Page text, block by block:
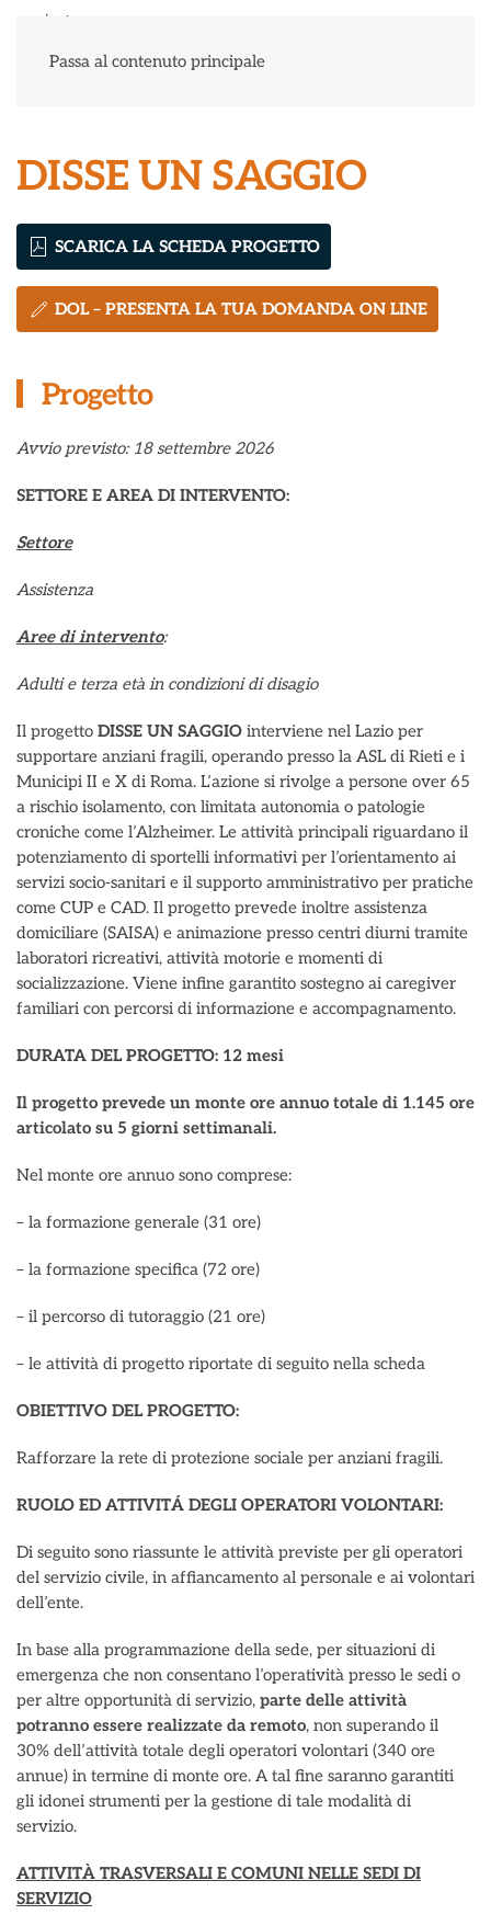
Passa al contenuto principale
DISSE UN SAGGIO
SCARICA LA SCHEDA PROGETTO
DOL – PRESENTA LA TUA DOMANDA ON LINE
Progetto
Avvio previsto: 18 settembre 2026
SETTORE E AREA DI INTERVENTO:
Settore
Assistenza
Aree di intervento:
Adulti e terza età in condizioni di disagio
Il progetto DISSE UN SAGGIO interviene nel Lazio per
supportare anziani fragili, operando presso la ASL di Rieti e i
Municipi II e X di Roma. L’azione si rivolge a persone over 65
a rischio isolamento, con limitata autonomia o patologie
croniche come l’Alzheimer. Le attività principali riguardano il
potenziamento di sportelli informativi per l’orientamento ai
servizi socio-sanitari e il supporto amministrativo per pratiche
come CUP e CAD. Il progetto prevede inoltre assistenza
domiciliare (SAISA) e animazione presso centri diurni tramite
laboratori ricreativi, attività motorie e momenti di
socializzazione. Viene infine garantito sostegno ai caregiver
familiari con percorsi di informazione e accompagnamento.
DURATA DEL PROGETTO: 12 mesi
Il progetto prevede un monte ore annuo totale di 1.145 ore
articolato su 5 giorni settimanali.
Nel monte ore annuo sono comprese:
– la formazione generale (31 ore)
– la formazione specifica (72 ore)
– il percorso di tutoraggio (21 ore)
– le attività di progetto riportate di seguito nella scheda
OBIETTIVO DEL PROGETTO:
Rafforzare la rete di protezione sociale per anziani fragili.
RUOLO ED ATTIVITÁ DEGLI OPERATORI VOLONTARI:
Di seguito sono riassunte le attività previste per gli operatori
del servizio civile, in affiancamento al personale e ai volontari
dell’ente.
In base alla programmazione della sede, per situazioni di
emergenza che non consentano l’operatività presso le sedi o
per altre opportunità di servizio, parte delle attività
potranno essere realizzate da remoto, non superando il
30% dell’attività totale degli operatori volontari (340 ore
annue) in termine di monte ore. A tal fine saranno garantiti
gli idonei strumenti per la gestione di tale modalità di
servizio.
ATTIVITÀ TRASVERSALI E COMUNI NELLE SEDI DI
SERVIZIO